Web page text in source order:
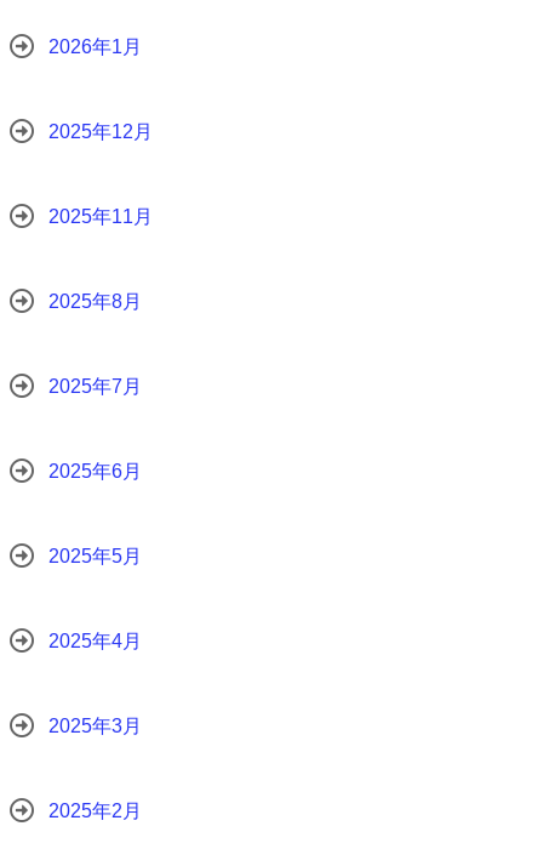
2026年1月
2025年12月
2025年11月
2025年8月
2025年7月
2025年6月
2025年5月
2025年4月
2025年3月
2025年2月